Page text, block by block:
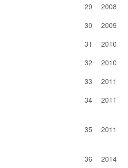
29
2008
30
2009
31
2010
32
2010
33
2011
34
2011
35
2011
36
2014